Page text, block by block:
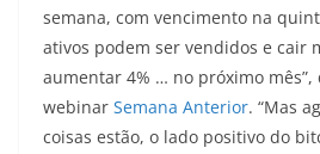
semana, com vencimento na
ativos podem ser vendidos e cair
aumentar 4% … no próximo
webinar Semana Anterior. “Mas
coisas estão, o lado positivo do